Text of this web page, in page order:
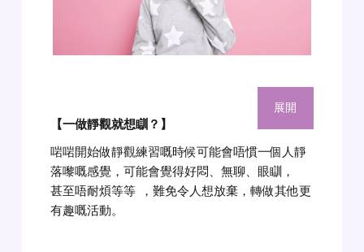
【一做靜觀就想瞓？】
啱啱開始做靜觀練習嘅時候可能會唔慣一個人靜
落嚟嘅感覺，可能會覺得好悶、無聊、眼瞓，
甚至唔耐煩等等
，難免令人想放棄，轉做其他更
有趣嘅活動。
展開